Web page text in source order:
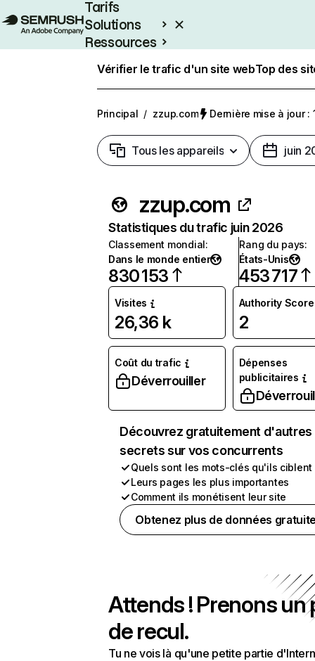
Tarifs
Solutions
Ressources
Vérifier le trafic d'un site webTop des
Principal / zzup.com Dernière mise à jour :
Tous les appareils juin
zzup.com
Statistiques du trafic juin 2026
Classement mondial:
Dans le monde entier
830 153
Rang du pays:
États-Unis
453 717
Visites
26,36 k
Authority Score
2
Coût du trafic
Déverrouiller
Dépenses
publicitaires
Découvrez gratuitement d'autres
secrets sur vos concurrents
Quels sont les mots-clés qu'ils ciblent
Leurs pages les plus importantes
Comment ils monétisent leur site
Obtenez plus de données
Attends ! Prenons un
de recul.
Tu ne vois là qu'une petite partie